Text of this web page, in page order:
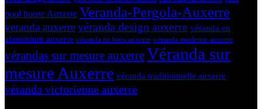
pool house Auxerre Veranda-Pergola-Auxerre
veranda auxerrevéranda design auxerre véranda en
aluminium auxerre véranda en bois auxerre véranda moderne auxerre
vérandas sur mesure auxerreVéranda sur
mesure Auxerre véranda traditionnelle auxerre
véranda victorienne auxerre